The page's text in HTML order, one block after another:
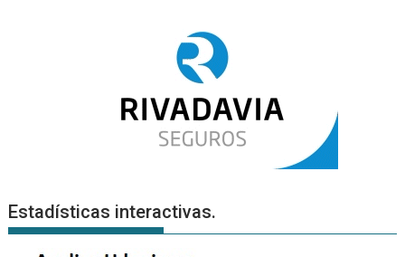
Estadísticas interactivas.